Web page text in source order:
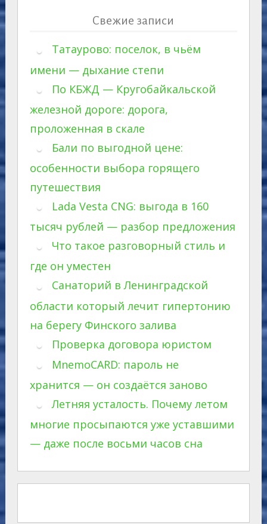
Свежие записи
Татаурово: поселок, в чьём
имени — дыхание степи
По КБЖД — Кругобайкальской
железной дороге: дорога,
проложенная в скале
Бали по выгодной цене:
особенности выбора горящего
путешествия
Lada Vesta CNG: выгода в 160
тысяч рублей — разбор предложения
Что такое разговорный стиль и
где он уместен
Санаторий в Ленинградской
области который лечит гипертонию
на берегу Финского залива
Проверка договора юристом
MnemoCARD: пароль не
хранится — он создаётся заново
Летняя усталость. Почему летом
многие просыпаются уже уставшими
— даже после восьми часов сна